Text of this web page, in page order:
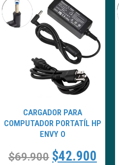
CARGADOR PARA
COMPUTADOR PORTATÍL HP
ENVY O
$69.900 $42.900